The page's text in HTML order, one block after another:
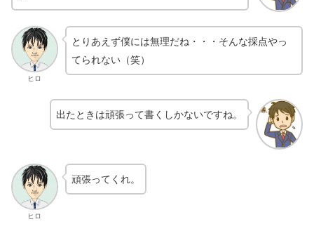
ヒロ
とりあえず僕には無理だね・・・そんな採点やっ
てられない（笑）
出たときは頑張って書くしかないですね。
ヒロ
頑張ってくれ。